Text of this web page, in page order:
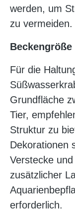
werden, um
zu vermeiden.
Für die
Grundfläche
Tier,
Struktur zu
Dekorationen
Verstecke
zusätzlicher
erforderlich.